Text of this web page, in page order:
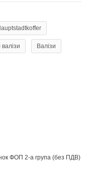
Валізи
ФОП 2-а група (без ПДВ)